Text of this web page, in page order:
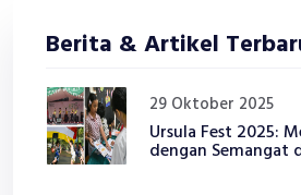
Berita & Artikel
29 Oktober 2025
Ursula Fest 2025:
dengan Semangat